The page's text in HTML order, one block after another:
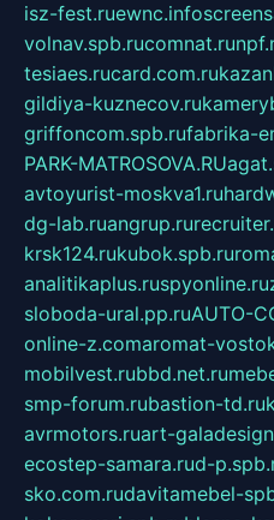
isz-fest.ruewnc.info
volnav.spb.rucomnat.ru
tesiaes.rucard.com.ru
gildiya-kuznecov.ru
griffoncom.spb.rufabrika-
PARK-MATROSOVA.RU
avtoyurist-moskva1.ru
dg-lab.ruangrup.ru
krsk124.rukubok.spb.ru
analitikaplus.ruspyonline.ru
sloboda-ural.pp.ruAUTO-
online-z.comaromat-
mobilvest.rubbd.net.ru
smp-forum.rubastion-td.ru
avrmotors.ruart-
ecostep-samara.rud-
sko.com.rudavitamebel-